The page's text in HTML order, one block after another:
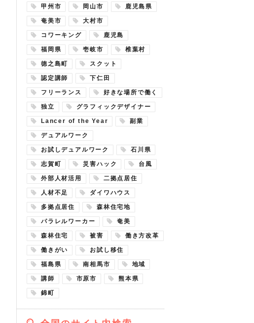
甲州市 岡山市 鹿児島県
奄美市 大村市
コワーキング 鹿児島
福岡県 壱岐市 椎葉村
徳之島町 スクット
認定講師 下仁田
フリーランス 好きな場所で働く
独立 グラフィックデザイナー
Lancer of the Year 副業
デュアルワーク
お試しデュアルワーク 石川県
志賀町 災害ハック 台風
外部人材活用 二拠点居住
人材不足 ダイワハウス
多拠点居住 森林住宅地
パラレルワーカー 奄美
森林住宅 被害 働き方改革
働きがい お試し移住
福島県 南相馬市 地域
講師 市原市 熊本県
錦町